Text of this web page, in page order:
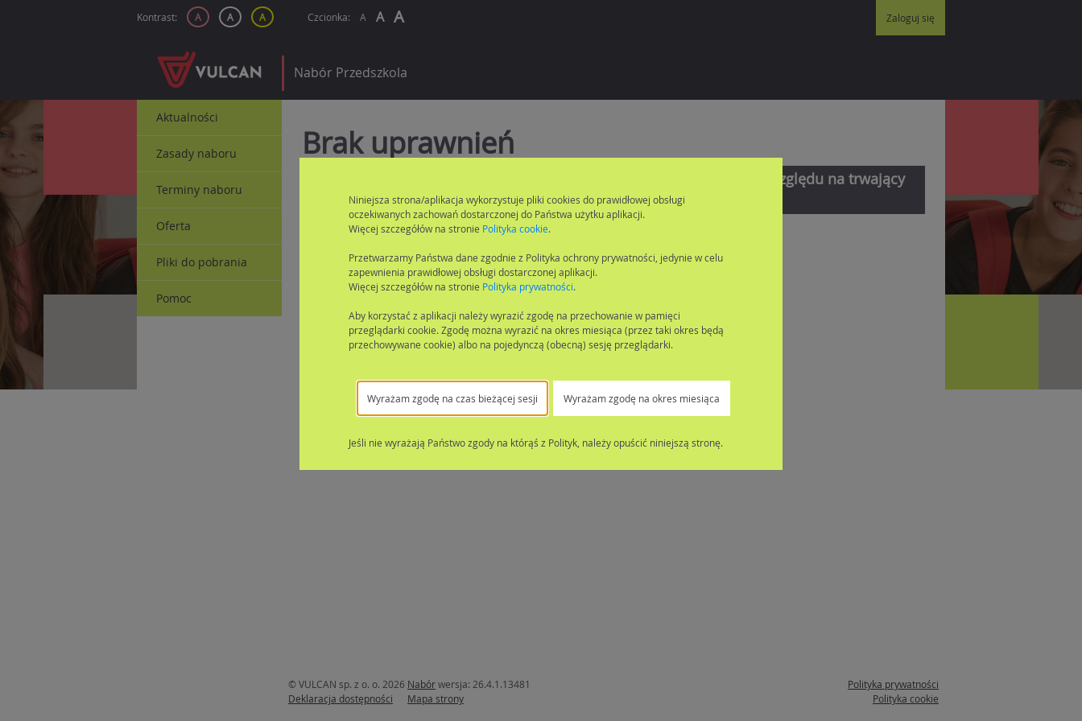
Kontrast: A A A Czcionka: A A A Zaloguj się
Nabór Przedszkola
Aktualności
Zasady naboru
Terminy naboru
Oferta
Pliki do pobrania
Pomoc
Brak uprawnień
Nie masz wystarczających uprawnień do przeglądania tych treści ze względu na trwający
etap procesu rekrutacji.
Niniejsza strona/aplikacja wykorzystuje pliki cookies do prawidłowej obsługi
oczekiwanych zachowań dostarczonej do Państwa użytku aplikacji.
Więcej szczegółów na stronie Polityka cookie.
Przetwarzamy Państwa dane zgodnie z Polityka ochrony prywatności, jedynie w celu
zapewnienia prawidłowej obsługi dostarczonej aplikacji.
Więcej szczegółów na stronie Polityka prywatności.
Aby korzystać z aplikacji należy wyrazić zgodę na przechowanie w pamięci
przeglądarki cookie. Zgodę można wyrazić na okres miesiąca (przez taki okres będą
przechowywane cookie) albo na pojedynczą (obecną) sesję przeglądarki.
Wyrażam zgodę na czas bieżącej sesji Wyrażam zgodę na okres miesiąca
Jeśli nie wyrażają Państwo zgody na którąś z Polityk, należy opuścić niniejszą stronę.
© VULCAN sp. z o. o. 2026 Nabórwersja: 26.4.1.13481
Polityka prywatności
Deklaracja dostępności
Mapa strony Polityka cookie